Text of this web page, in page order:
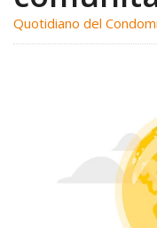
Quotidiano del